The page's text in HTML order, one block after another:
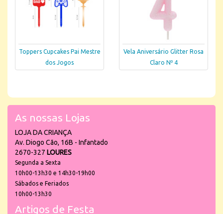
Toppers Cupcakes Pai Mestre
dos Jogos
Vela Aniversário Glitter Rosa
Claro Nº 4
As nossas Lojas
LOJA DA CRIANÇA
Av. Diogo Cão, 16B - Infantado
2670-327 LOURES
Segunda a Sexta
10h00-13h30 e 14h30-19h00
Sábados e Feriados
10h00-13h30
Artigos de Festa